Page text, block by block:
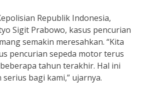
Republik Indonesia,
Sigit Prabowo, kasus pencurian
semakin meresahkan. “Kita
pencurian sepeda motor terus
tahun terakhir. Hal ini
bagi kami,” ujarnya.